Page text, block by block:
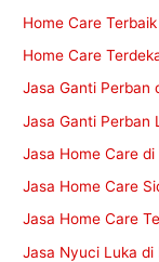
Home Care
Home Care
Jasa Ganti Perban
Jasa Ganti Perban
Jasa Home Care di
Jasa Home Care
Jasa Home Care
Jasa Nyuci Luka di